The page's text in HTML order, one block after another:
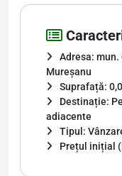
Adresa: mun.
Mureșanu
Suprafață:
Destinație:
adiacente
Tipul:
Prețul inițial